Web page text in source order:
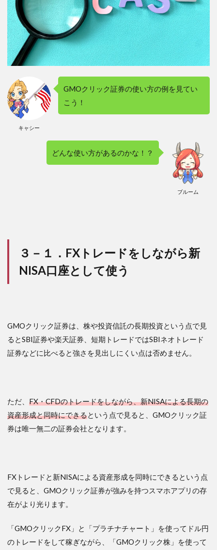
キャシー
GMOクリック証券の使い方の例を見てい
こう！
ブルーム
どんな使い方があるのかな！？
３－１．FXトレードをしながら新
NISA口座として使う
GMOクリック証券は、株や投資信託の長期投資という点で見
るとSBI証券や楽天証券、短期トレードではSBIネオトレード
証券などに比べると強さを見出しにくい点は否めません。
ただ、 FX・CFDのトレードをしながら、新NISAによる長期の
資産形成と同時にできるという点で見ると、GMOクリック証
券は唯一無二の証券会社となります。
FXトレードと新NISAによる資産形成を同時にできるという点
で見ると、GMOクリック証券が強みを持つスマホアプリの存
在がより光ります。
「GMOクリックFX」と「プラチナチャート」を使ってドル円
のトレードをして稼ぎながら、「GMOクリック株」を使って